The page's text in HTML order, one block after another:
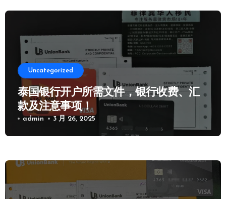
Uncategorized
泰国银行开户所需文件，银行收费、汇
款及注意事项！
admin 3 月 26, 2025